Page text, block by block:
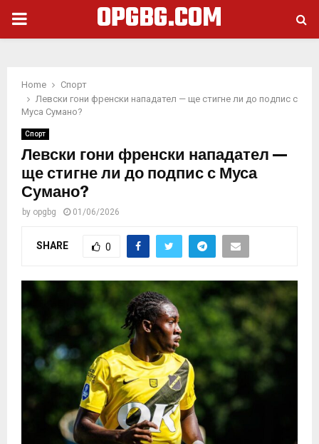
PRIMARY
OPGBG.COM
Home
Спорт
Левски гони френски нападател — ще стигне ли до подпис с
Муса Сумано?
Спорт
Левски гони френски нападател —
ще стигне ли до подпис с Муса
Сумано?
by opgbg 01/06/2026
SHARE 0